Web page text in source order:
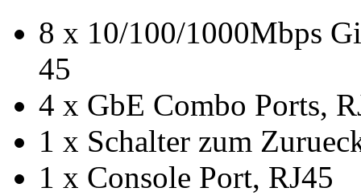
8 x 10/100/1000Mbps
45
4 x GbE Combo Ports,
1 x Schalter zum
1 x Console Port, RJ45